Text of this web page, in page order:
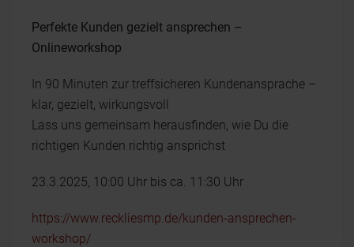
Perfekte Kunden gezielt ansprechen –
Onlineworkshop
In 90 Minuten zur treffsicheren Kundenansprache –
klar, gezielt, wirkungsvoll
Lass uns gemeinsam herausfinden, wie Du die
richtigen Kunden richtig ansprichst
23.3.2025, 10:00 Uhr bis ca. 11:30 Uhr
https://www.reckliesmp.de/kunden-ansprechen-
workshop/